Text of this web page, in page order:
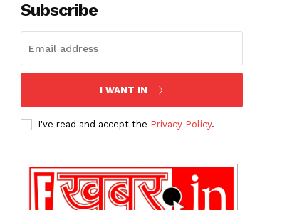
Subscribe
I WANT IN
I've read and accept the Privacy Policy.